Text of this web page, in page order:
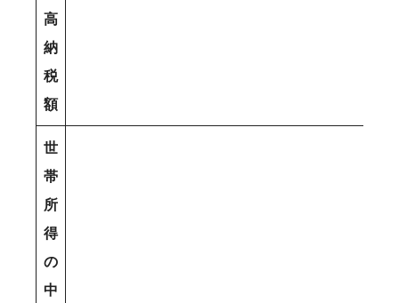
高
納
税
額
世
帯
所
得
の
中